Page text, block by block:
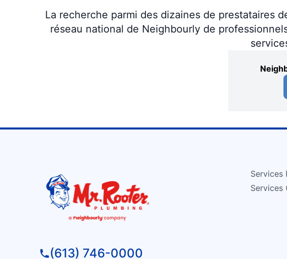
La recherche parmi des dizaines de prestataires
réseau national de Neighbourly de
(613) 746-0000
Services
Services